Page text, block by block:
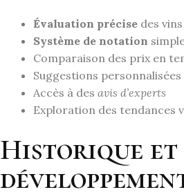
Évaluation précise des
Système de notation
Comparaison des prix en
Suggestions
Accès à des avis d’experts
Exploration des tendances
Historique et